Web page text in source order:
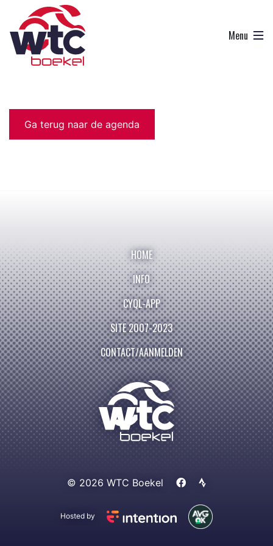
Ga terug naar de agenda
HOME
INFO
CYQL-APP
SITE 2007-2023
CONTACT/AANMELDEN
© 2026 WTC Boekel
Hosted by